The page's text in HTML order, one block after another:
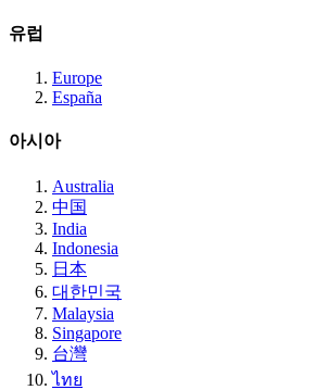
유럽
Europe
España
아시아
Australia
中国
India
Indonesia
日本
대한민국
Malaysia
Singapore
台灣
ไทย